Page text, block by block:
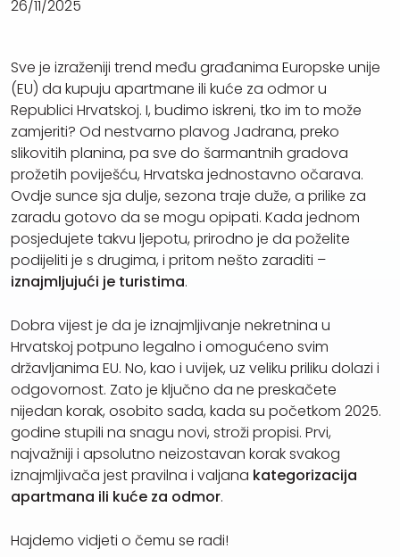
26/11/2025
Sve je izraženiji trend među građanima Europske unije
(EU) da kupuju apartmane ili kuće za odmor u
Republici Hrvatskoj. I, budimo iskreni, tko im to može
zamjeriti? Od nestvarno plavog Jadrana, preko
slikovitih planina, pa sve do šarmantnih gradova
prožetih poviješću, Hrvatska jednostavno očarava.
Ovdje sunce sja dulje, sezona traje duže, a prilike za
zaradu gotovo da se mogu opipati. Kada jednom
posjedujete takvu ljepotu, prirodno je da poželite
podijeliti je s drugima, i pritom nešto zaraditi –
iznajmljujući je turistima.
Dobra vijest je da je iznajmljivanje nekretnina u
Hrvatskoj potpuno legalno i omogućeno svim
državljanima EU. No, kao i uvijek, uz veliku priliku dolazi i
odgovornost. Zato je ključno da ne preskačete
nijedan korak, osobito sada, kada su početkom 2025.
godine stupili na snagu novi, stroži propisi. Prvi,
najvažniji i apsolutno neizostavan korak svakog
iznajmljivača jest pravilna i valjana kategorizacija
apartmana ili kuće za odmor.
Hajdemo vidjeti o čemu se radi!